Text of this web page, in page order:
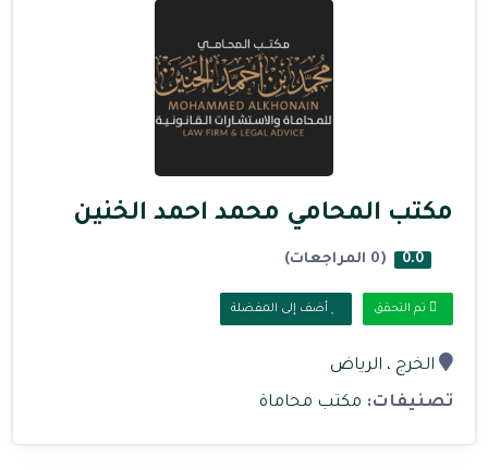
مكتب المحامي محمد احمد الخنين
0.0 (0 المراجعات)
تم التحقق أضف إلى المفضلة
الخرج ، الرياض
تصنيفات: مكتب محاماة